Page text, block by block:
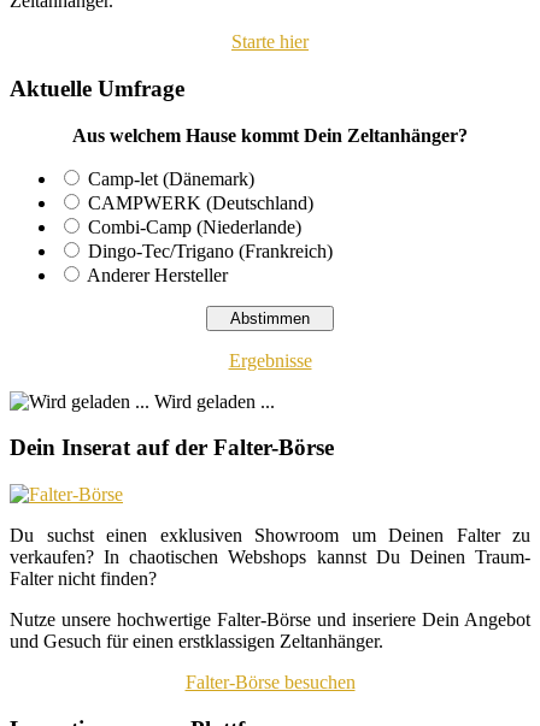
Starte hier
Aktuelle Umfrage
Aus welchem Hause kommt Dein Zeltanhänger?
Camp-let (Dänemark)
CAMPWERK (Deutschland)
Combi-Camp (Niederlande)
Dingo-Tec/Trigano (Frankreich)
Anderer Hersteller
Ergebnisse
Wird geladen ...
Dein Inserat auf der Falter-Börse
Du suchst einen exklusiven Showroom um Deinen Falter zu
verkaufen? In chaotischen Webshops kannst Du Deinen Traum-
Falter nicht finden?
Nutze unsere hochwertige Falter-Börse und inseriere Dein Angebot
und Gesuch für einen erstklassigen Zeltanhänger.
Falter-Börse besuchen